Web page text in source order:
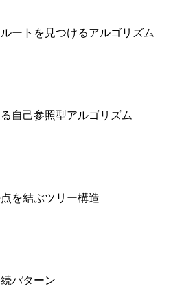
ートを見つけるアルゴリズム
自己参照型アルゴリズム
を結ぶツリー構造
パターン